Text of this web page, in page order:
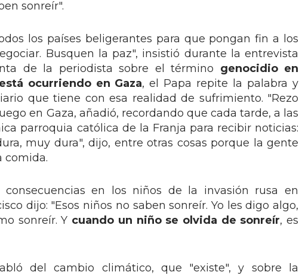
sonreír".
los países beligerantes para que pongan fin a los
Busquen la paz", insistió durante la entrevista
de la periodista sobre el término genocidio en
ocurriendo en Gaza, el Papa repite la palabra y
que tiene con esa realidad de sufrimiento. "Rezo
en Gaza, añadió, recordando que cada tarde, a las
parroquia católica de la Franja para recibir noticias:
muy dura", dijo, entre otras cosas porque la gente
comida.
consecuencias en los niños de la invasión rusa en
dijo: "Esos niños no saben sonreír. Yo les digo algo,
sonreír. Y cuando un niño se olvida de sonreír, es
del cambio climático, que "existe", y sobre la